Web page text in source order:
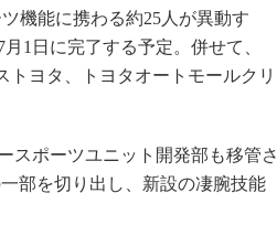
機能に携わる約25人が異動す
1日に完了する予定。併せて、
ヨタ、トヨタオートモールクリ
ポーツユニット開発部も移管さ
部を切り出し、新設の凄腕技能